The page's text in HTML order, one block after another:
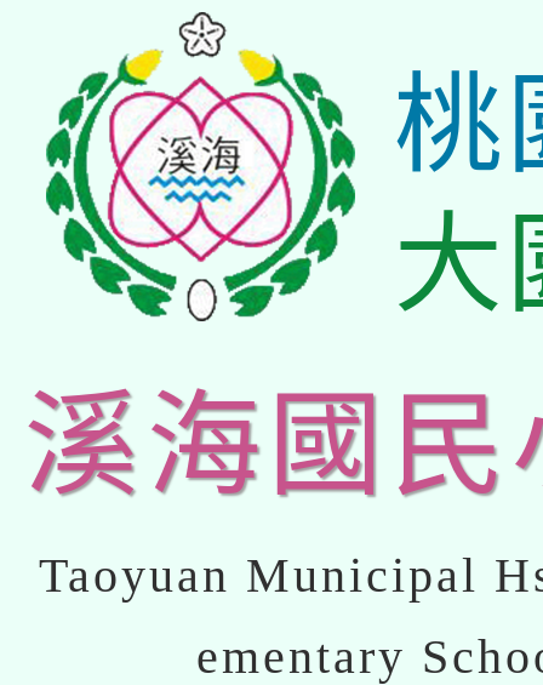
桃
大
溪海國民
Taoyuan Municipal
ementary